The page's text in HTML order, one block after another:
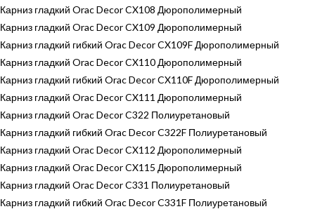
Карниз гладкий Orac Decor CX108 Дюрополимерный
Карниз гладкий Orac Decor CX109 Дюрополимерный
Карниз гладкий гибкий Orac Decor CX109F Дюрополимерный
Карниз гладкий Orac Decor CX110 Дюрополимерный
Карниз гладкий гибкий Orac Decor CX110F Дюрополимерный
Карниз гладкий Orac Decor CX111 Дюрополимерный
Карниз гладкий Orac Decor C322 Полиуретановый
Карниз гладкий гибкий Orac Decor C322F Полиуретановый
Карниз гладкий Orac Decor CX112 Дюрополимерный
Карниз гладкий Orac Decor CX115 Дюрополимерный
Карниз гладкий Orac Decor C331 Полиуретановый
Карниз гладкий гибкий Orac Decor C331F Полиуретановый